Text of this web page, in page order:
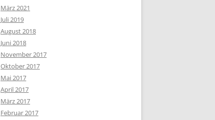
März 2021
Juli 2019
August 2018
Juni 2018
November 2017
Oktober 2017
Mai 2017
April 2017
März 2017
Februar 2017